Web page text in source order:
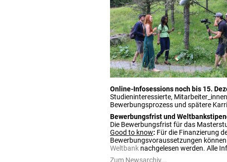
Online-Infosessions noch bis 15.
Studieninteressierte,
Bewerbungsprozess und spätere
Bewerbungsfrist und
Die Bewerbungsfrist für das
Good to know: Für die Finanzierung
Bewerbungsvoraussetzungen
Weltbank nachgelesen werden. Alle
Zum Newsarchiv...